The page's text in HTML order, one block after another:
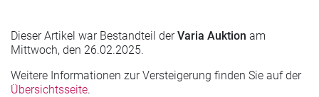
Dieser Artikel war Bestandteil derVaria Auktion am
Mittwoch, den 26.02.2025.
Weitere Informationen zur Versteigerung finden Sie auf der
Übersichtsseite.